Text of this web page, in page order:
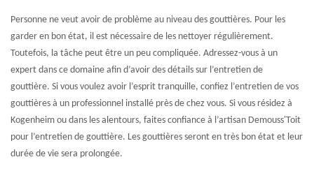
Personne ne veut avoir de problème au niveau des gouttières. Pour les
garder en bon état, il est nécessaire de les nettoyer régulièrement.
Toutefois, la tâche peut être un peu compliquée. Adressez-vous à un
expert dans ce domaine afin d’avoir des détails sur l’entretien de
gouttière. Si vous voulez avoir l’esprit tranquille, confiez l’entretien de vos
gouttières à un professionnel installé près de chez vous. Si vous résidez à
Kogenheim ou dans les alentours, faites confiance à l’artisan Demouss'Toit
pour l’entretien de gouttière. Les gouttières seront en très bon état et leur
durée de vie sera prolongée.